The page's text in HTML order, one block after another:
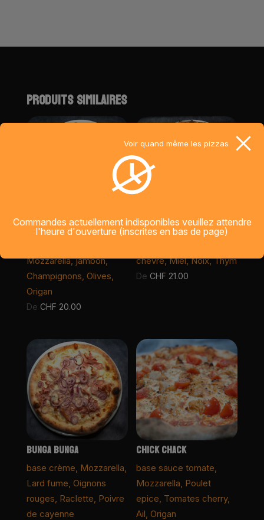
i
PRODUITS SIMILAIRES
BON APP
Mozzarella, jambon,
Champignons, Olives,
Origan
De CHF 20.00
LA CHEVRE
chevre, Miel, Noix, Thym
De CHF 21.00
BUNGA BUNGA
base crème, Mozzarella,
Lard fume, Oignons
rouges, Raclette, Poivre
de cayenne
CHICK CHACK
base sauce tomate,
Mozzarella, Poulet
epice, Tomates cherry,
Ail, Origan
Voir quand même les pizzas
Commandes actuellement indisponibles veuillez attendre
l'heure d'ouverture (inscrites en bas de page)